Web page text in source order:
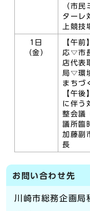
（市
ターレ
上競技
1日
（金）
【午
応▽市
店代表
局▽環
まちづ
【午
に伴う
整会議
議所臨
加藤副
長
お問い合わせ先
川崎市総務企画局